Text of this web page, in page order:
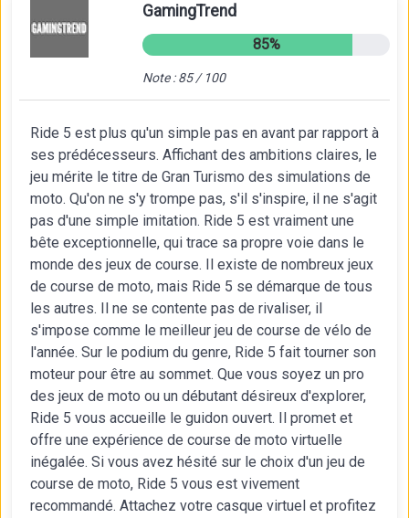
GamingTrend
85%
Note : 85 / 100
Ride 5 est plus qu'un simple pas en avant par rapport à
ses prédécesseurs. Affichant des ambitions claires, le
jeu mérite le titre de Gran Turismo des simulations de
moto. Qu'on ne s'y trompe pas, s'il s'inspire, il ne s'agit
pas d'une simple imitation. Ride 5 est vraiment une
bête exceptionnelle, qui trace sa propre voie dans le
monde des jeux de course. Il existe de nombreux jeux
de course de moto, mais Ride 5 se démarque de tous
les autres. Il ne se contente pas de rivaliser, il
s'impose comme le meilleur jeu de course de vélo de
l'année. Sur le podium du genre, Ride 5 fait tourner son
moteur pour être au sommet. Que vous soyez un pro
des jeux de moto ou un débutant désireux d'explorer,
Ride 5 vous accueille le guidon ouvert. Il promet et
offre une expérience de course de moto virtuelle
inégalée. Si vous avez hésité sur le choix d'un jeu de
course de moto, Ride 5 vous est vivement
recommandé. Attachez votre casque virtuel et profitez